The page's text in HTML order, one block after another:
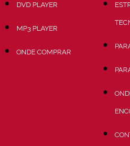
DVD PLAYER
MP3 PLAYER
ONDE COMPRAR